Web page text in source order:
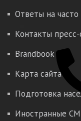
Ответы на
Контакты
Brandbook
Карта сайта
Подготовка
Иностранные